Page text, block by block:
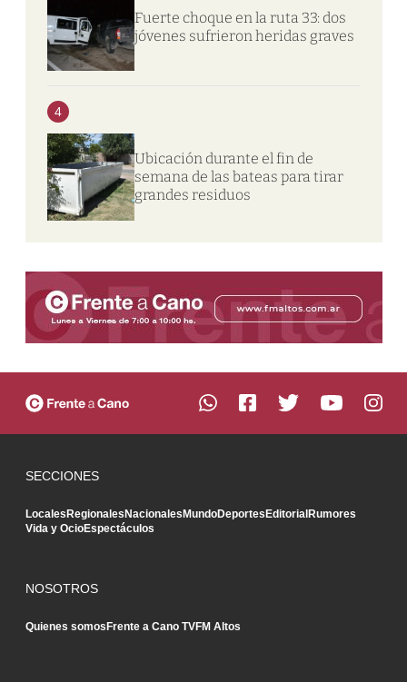
Fuerte choque en la ruta 33: dos
jóvenes sufrieron heridas graves
4
Ubicación durante el fin de
semana de las bateas para tirar
grandes residuos
SECCIONES
LocalesRegionalesNacionalesMundoDeportesEditorialRumores
Vida y OcioEspectáculos
NOSOTROS
Quienes somosFrente a Cano TVFM Altos